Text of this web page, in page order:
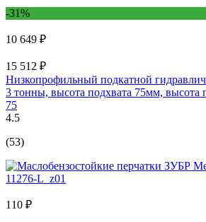
-31%
10 649 ₽
15 512 ₽
Низкопрофильный подкатной
3 тонны, высота подхвата 75мм, высота
75
4.5
(53)
110 ₽